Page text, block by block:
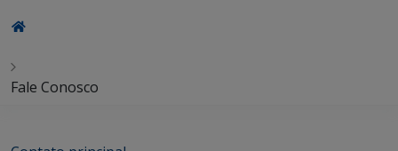
Fale Conosco